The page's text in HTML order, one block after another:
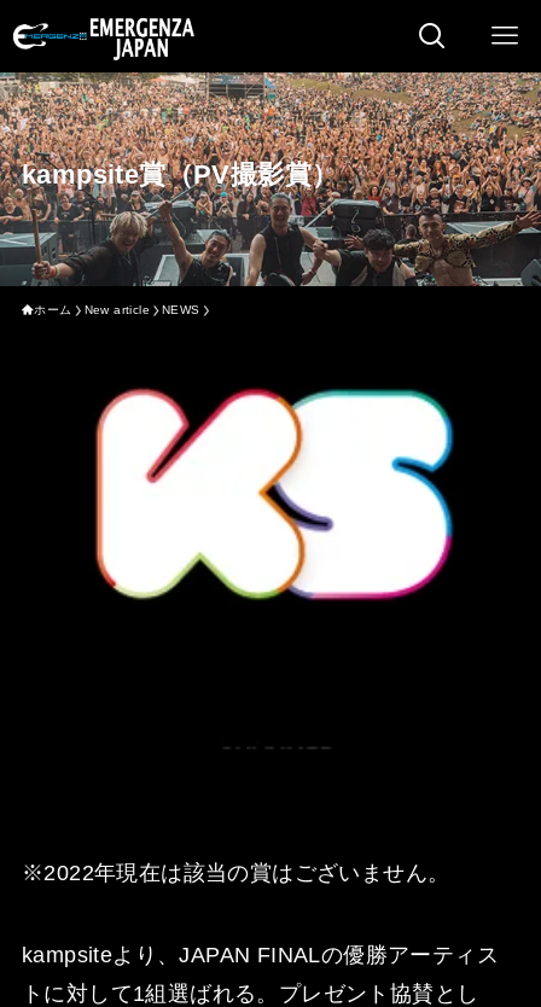
kampsite賞（PV撮影賞）
ホーム New article NEWS
※2022年現在は該当の賞はございません。
kampsiteより、JAPAN FINALの優勝アーティス
トに対して1組選ばれる。プレゼント協賛とし